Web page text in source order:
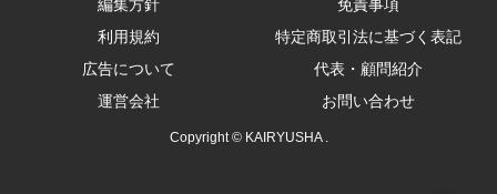
編集方針
免責事項
利用規約
特定商取引法に基づく表記
広告について
代表・顧問紹介
運営会社
お問い合わせ
Copyright © KAIRYUSHA .